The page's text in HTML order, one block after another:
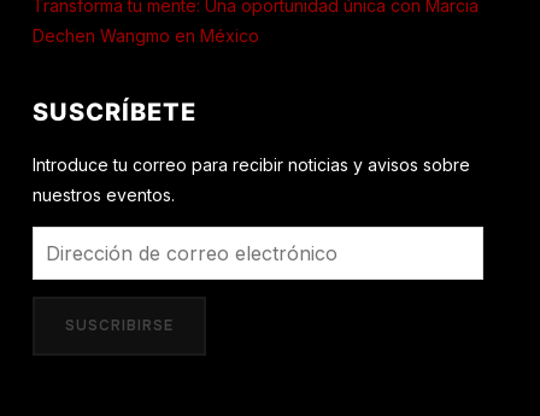
Transforma tu mente: Una oportunidad única con Marcia
Dechen Wangmo en México
SUSCRÍBETE
Introduce tu correo para recibir noticias y avisos sobre
nuestros eventos.
correo
electrónico
SUSCRIBIRSE